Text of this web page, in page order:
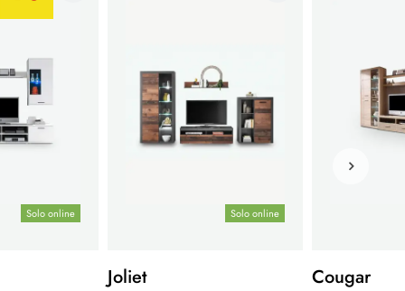
Solo online Solo online
Joliet Cougar